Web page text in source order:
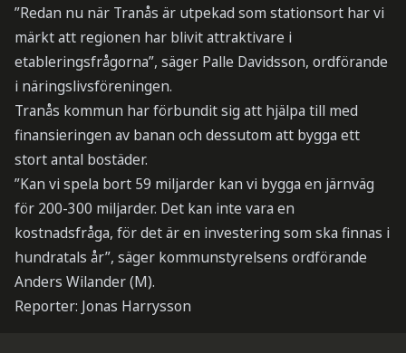
”Redan nu när Tranås är utpekad som stationsort har vi
märkt att regionen har blivit attraktivare i
etableringsfrågorna”, säger Palle Davidsson, ordförande
i näringslivsföreningen.
Tranås kommun har förbundit sig att hjälpa till med
finansieringen av banan och dessutom att bygga ett
stort antal bostäder.
”Kan vi spela bort 59 miljarder kan vi bygga en järnväg
för 200-300 miljarder. Det kan inte vara en
kostnadsfråga, för det är en investering som ska finnas i
hundratals år”, säger kommunstyrelsens ordförande
Anders Wilander (M).
Reporter: Jonas Harrysson